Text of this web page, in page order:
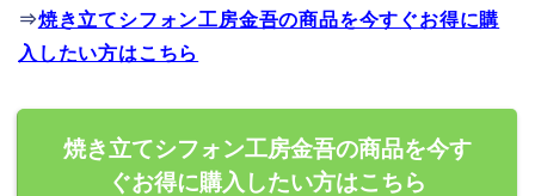
⇒焼き立てシフォン工房金吾の商品を今すぐお得に購
入したい方はこちら
焼き立てシフォン工房金吾の商品を今す
ぐお得に購入したい方はこちら